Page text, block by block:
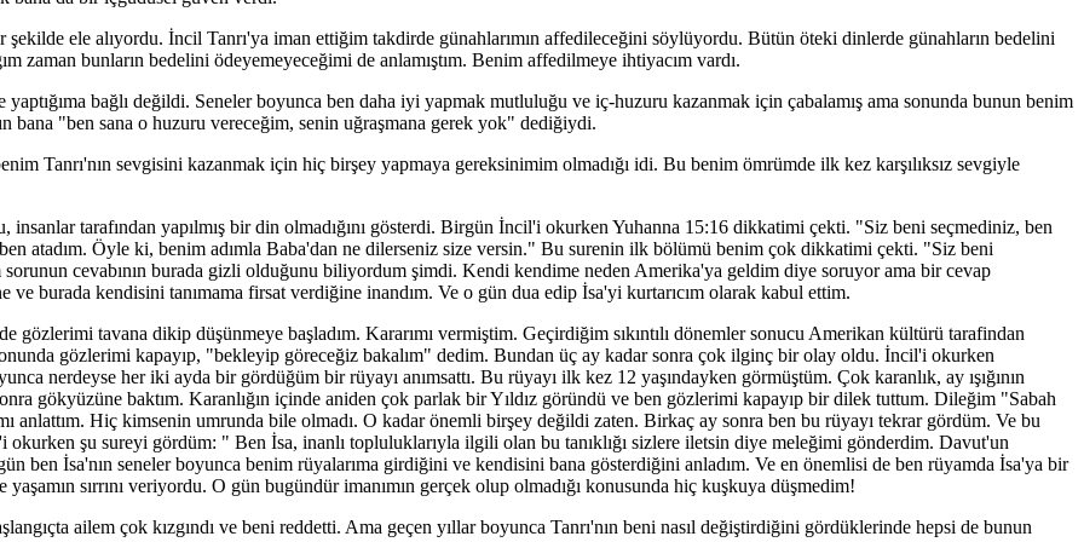
ele alıyordu. İncil Tanrı'ya iman ettiğim takdirde günahlarımın affedileceğini söylüyordu. Bütün öteki dinlerde günahların bedelini
zaman bunların bedelini ödeyemeyeceğimi de anlamıştım. Benim affedilmeye ihtiyacım vardı.
bağlı değildi. Seneler boyunca ben daha iyi yapmak mutluluğu ve iç-huzuru kazanmak için çabalamış ama sonunda bunun benim
bana "ben sana o huzuru vereceğim, senin uğraşmana gerek yok" dediğiydi.
Tanrı'nın sevgisini kazanmak için hiç birşey yapmaya gereksinimim olmadığı idi. Bu benim ömrümde ilk kez karşılıksız sevgiyle
tarafından yapılmış bir din olmadığını gösterdi. Birgün İncil'i okurken Yuhanna 15:16 dikkatimi çekti. "Siz beni seçmediniz, ben
atadım. Öyle ki, benim adımla Baba'dan ne dilerseniz size versin." Bu surenin ilk bölümü benim çok dikkatimi çekti. "Siz beni
cevabının burada gizli olduğunu biliyordum şimdi. Kendi kendime neden Amerika'ya geldim diye soruyor ama bir cevap
burada kendisini tanımama firsat verdiğine inandım. Ve o gün dua edip İsa'yi kurtarıcım olarak kabul ettim.
gözlerimi tavana dikip düşünmeye başladım. Kararımı vermiştim. Geçirdiğim sıkıntılı dönemler sonucu Amerikan kültürü tarafindan
gözlerimi kapayıp, "bekleyip göreceğiz bakalım" dedim. Bundan üç ay kadar sonra çok ilginç bir olay oldu. İncil'i okurken
nerdeyse her iki ayda bir gördüğüm bir rüyayı anımsattı. Bu rüyayı ilk kez 12 yaşındayken görmüştüm. Çok karanlık, ay ışığının
gökyüzüne baktım. Karanlığın içinde aniden çok parlak bir Yıldız göründü ve ben gözlerimi kapayıp bir dilek tuttum. Dileğim "Sabah
anlattım. Hiç kimsenin umrunda bile olmadı. O kadar önemli birşey değildi zaten. Birkaç ay sonra ben bu rüyayı tekrar gördüm. Ve bu
şu sureyi gördüm: " Ben İsa, inanlı topluluklarıyla ilgili olan bu tanıklığı sizlere iletsin diye meleğimi gönderdim. Davut'un
ben İsa'nın seneler boyunca benim rüyalarıma girdiğini ve kendisini bana gösterdiğini anladım. Ve en önemlisi de ben rüyamda İsa'ya bir
sırrını veriyordu. O gün bugündür imanımın gerçek olup olmadığı konusunda hiç kuşkuya düşmedim!
ailem çok kızgındı ve beni reddetti. Ama geçen yıllar boyunca Tanrı'nın beni nasıl değiştirdiğini gördüklerinde hepsi de bunun